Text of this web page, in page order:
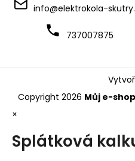
info@elektrokola-
737007875
Copyright 2026 Můj e-shop
×
Splátková